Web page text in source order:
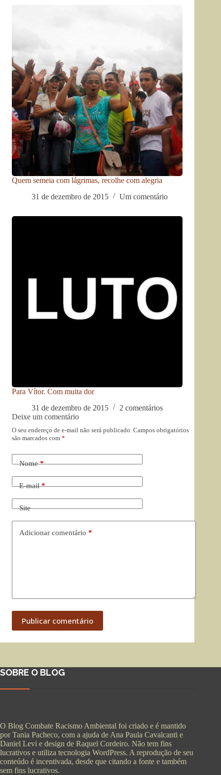
Quem semeia com lágrimas, recolhe com alegria
31 de dezembro de 2015
Um comentário
Para Vítor. Com muita dor
31 de dezembro de 2015
2 comentários
Deixe um comentário
O seu endereço de e-mail não será publicado. Campos obrigatórios
são marcados com *
Nome*
E-mail*
Site
Adicionar comentário *
Publicar comentário
SOBRE O BLOG
O Blog Combate Racismo Ambiental foi criado e é mantido
por Tania Pacheco, com a ajuda de Ana Paula Cavalcanti e
Daniel Levi e design de Raquel Cordeiro. Não tem fins
lucrativos e utiliza tecnologia WordPress. A reprodução de seu
conteúdo é incentivada, desde que citando a fonte e também
sem fins lucrativos.